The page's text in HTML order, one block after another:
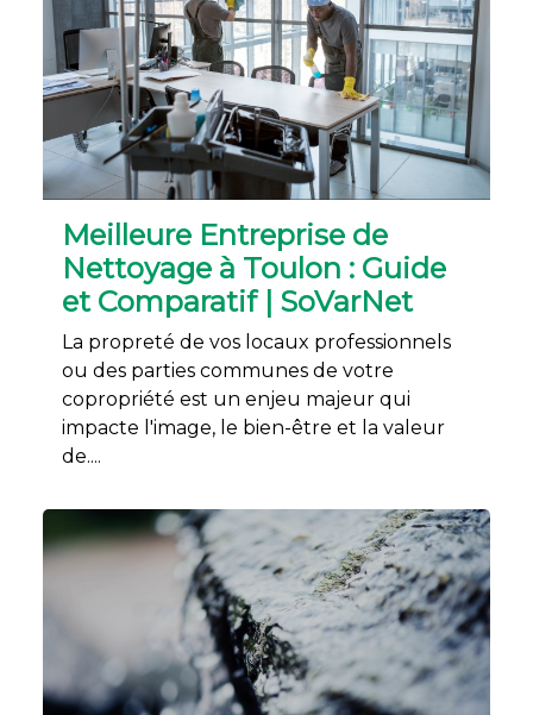
Meilleure Entreprise de
Nettoyage à Toulon : Guide
et Comparatif | SoVarNet
La propreté de vos locaux professionnels
ou des parties communes de votre
copropriété est un enjeu majeur qui
impacte l'image, le bien-être et la valeur
de....